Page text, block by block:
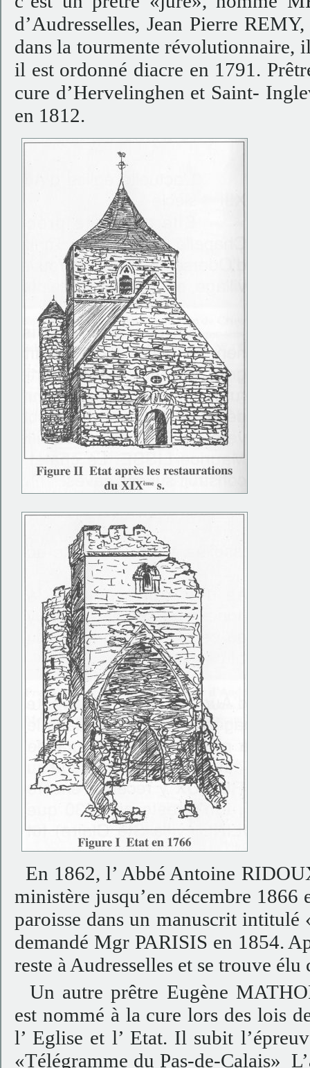
d’Audresselles, Jean Pierre
dans la tourmente révolutionnaire,
il est ordonné diacre en 1791.
cure d’Hervelinghen et Saint-
en 1812.
En 1862, l’ Abbé Antoine
ministère jusqu’en décembre 1866
paroisse dans un manuscrit intitulé
demandé Mgr PARISIS en 1854.
reste à Audresselles et se trouve
Un autre prêtre Eugène
est nommé à la cure lors des lois
l’ Eglise et l’ Etat. Il subit
«Télégramme du Pas-de-Calais»